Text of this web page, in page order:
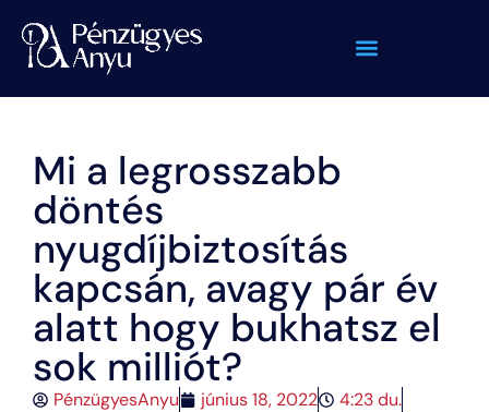
Mi a legrosszabb
döntés
nyugdíjbiztosítás
kapcsán, avagy pár év
alatt hogy bukhatsz el
sok milliót?
PénzügyesAnyu június 18, 2022
4:23 du.